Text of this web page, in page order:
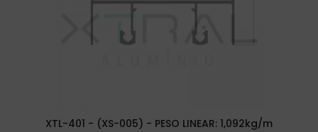
XTL-401 - (XS-005) - PESO LINEAR: 1,092kg/m